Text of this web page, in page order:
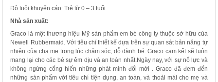
Độ tuổi khuyến cáo: Trẻ từ 0 – 3 tuổi.
Nhà sản xuất:
Graco là một thương hiệu Mỹ sản phẩm em bé công ty thuộc sở hữu của
Newell Rubbermaid. Với tiêu chí thiết kế dựa trên sự quan sát bản năng tự
nhiên của cha mẹ trong lúc chăm sóc, dỗ dành bé. Graco cam kết sẽ luôn
mang lại cho các bé sự êm dịu và an toàn nhất.Ngày nay, với sự nổ lực và
không ngừng cống hiến những phát minh đổi mới . Graco đã đem đến
những sản phẩm với tiêu chí tiện dụng, an toàn, và thoải mái cho mẹ và